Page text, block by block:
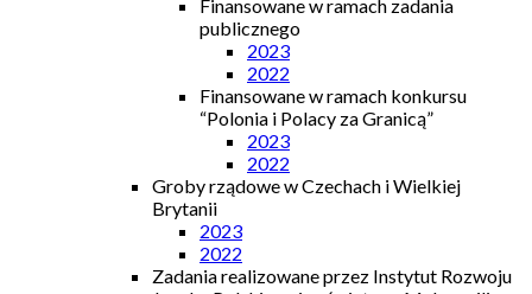
Finansowane w ramach zadania
publicznego
2023
2022
Finansowane w ramach konkursu
“Polonia i Polacy za Granicą”
2023
2022
Groby rządowe w Czechach i Wielkiej
Brytanii
2023
2022
Zadania realizowane przez Instytut Rozwoju